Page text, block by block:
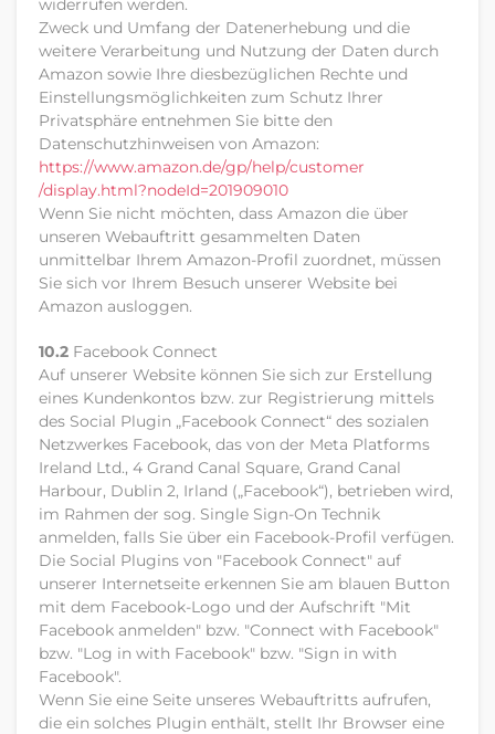
widerrufen werden.
Zweck und Umfang der Datenerhebung und die
weitere Verarbeitung und Nutzung der Daten durch
Amazon sowie Ihre diesbezüglichen Rechte und
Einstellungsmöglichkeiten zum Schutz Ihrer
Privatsphäre entnehmen Sie bitte den
Datenschutzhinweisen von Amazon:
https://www.amazon.de/gp/help/customer
/display.html?nodeId=201909010
Wenn Sie nicht möchten, dass Amazon die über
unseren Webauftritt gesammelten Daten
unmittelbar Ihrem Amazon-Profil zuordnet, müssen
Sie sich vor Ihrem Besuch unserer Website bei
Amazon ausloggen.
10.2 Facebook Connect
Auf unserer Website können Sie sich zur Erstellung
eines Kundenkontos bzw. zur Registrierung mittels
des Social Plugin „Facebook Connect“ des sozialen
Netzwerkes Facebook, das von der Meta Platforms
Ireland Ltd., 4 Grand Canal Square, Grand Canal
Harbour, Dublin 2, Irland („Facebook“), betrieben wird,
im Rahmen der sog. Single Sign-On Technik
anmelden, falls Sie über ein Facebook-Profil verfügen.
Die Social Plugins von "Facebook Connect" auf
unserer Internetseite erkennen Sie am blauen Button
mit dem Facebook-Logo und der Aufschrift "Mit
Facebook anmelden" bzw. "Connect with Facebook"
bzw. "Log in with Facebook" bzw. "Sign in with
Facebook".
Wenn Sie eine Seite unseres Webauftritts aufrufen,
die ein solches Plugin enthält, stellt Ihr Browser eine